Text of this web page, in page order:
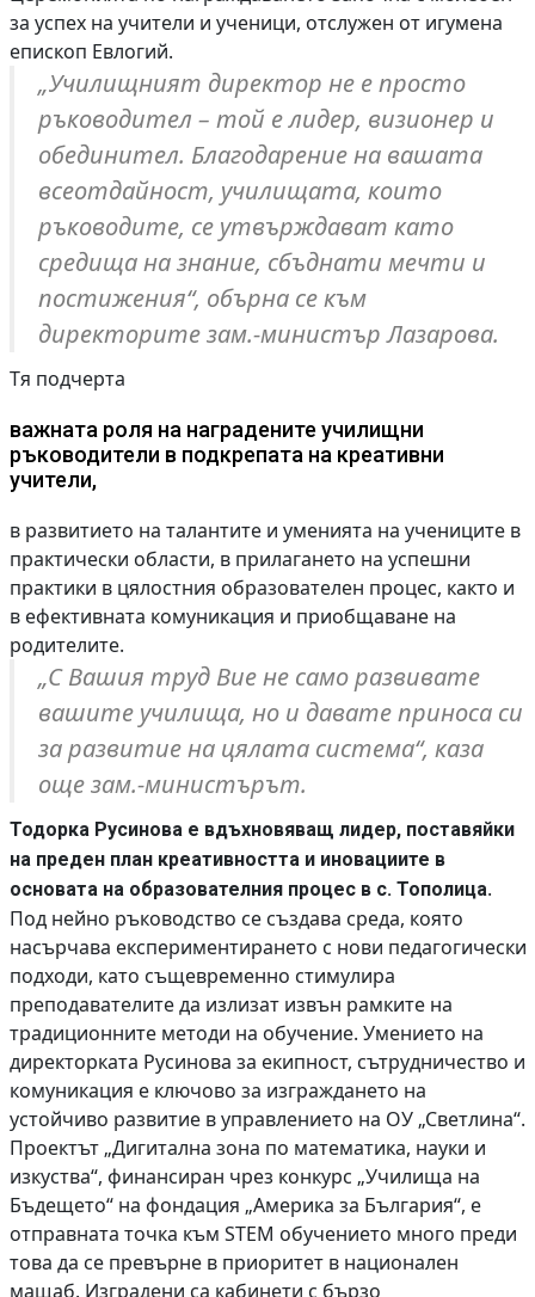
за успех на учители и ученици, отслужен от игумена
епископ Евлогий.
„Училищният директор не е просто
ръководител – той е лидер, визионер и
обединител. Благодарение на вашата
всеотдайност, училищата, които
ръководите, се утвърждават като
средища на знание, сбъднати мечти и
постижения“, обърна се към
директорите зам.-министър Лазарова.
Тя подчерта
важната роля на наградените училищни
ръководители в подкрепата на креативни
учители,
в развитието на талантите и уменията на учениците в
практически области, в прилагането на успешни
практики в цялостния образователен процес, както и
в ефективната комуникация и приобщаване на
родителите.
„С Вашия труд Вие не само развивате
вашите училища, но и давате приноса си
за развитие на цялата система“, каза
още зам.-министърът.
Тодорка Русинова е вдъхновяващ лидер, поставяйки
на преден план креативността и иновациите в
основата на образователния процес в с. Тополица.
Под нейно ръководство се създава среда, която
насърчава експериментирането с нови педагогически
подходи, като същевременно стимулира
преподавателите да излизат извън рамките на
традиционните методи на обучение. Умението на
директорката Русинова за екипност, сътрудничество и
комуникация е ключово за изграждането на
устойчиво развитие в управлението на ОУ „Светлина“.
Проектът „Дигитална зона по математика, науки и
изкуства“, финансиран чрез конкурс „Училища на
Бъдещето“ на фондация „Америка за България“, е
отправната точка към STEM обучението много преди
това да се превърне в приоритет в национален
мащаб. Изградени са кабинети с бързо